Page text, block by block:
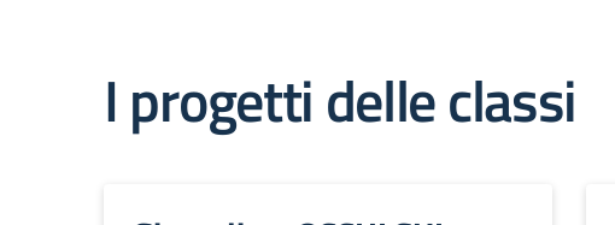
I progetti delle classi